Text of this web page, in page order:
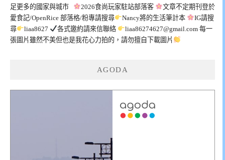
足更多的國家與城市
2026食尚玩家駐站部落客
文章不定期刊登於
愛食記/OpenRice 部落格/粉專請搜尋
Nancy將的生活筆計本
IG請搜
尋
liaa8627 各式邀約請來信聯絡 liaa86274627@gmail.com每一
張圖片雖然不美但也是我花心力拍的，請勿擅自下載圖片
AGODA